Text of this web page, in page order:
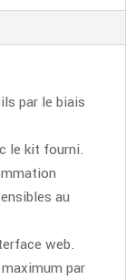
par le biais
le kit fourni.
au
web.
par